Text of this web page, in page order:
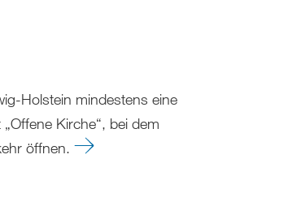
Holstein mindestens eine
Kirche“, bei dem
öffnen.